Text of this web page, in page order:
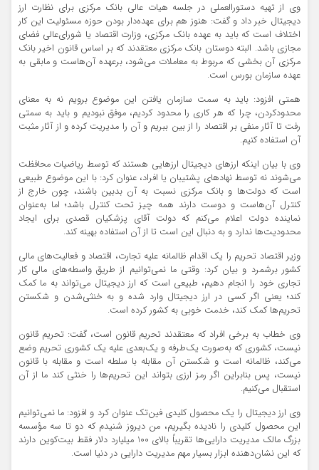
وی از تهیه دستورالعملی در جلسه هیات عالی بانک مرکزی برای نظارت ارز
دیجیتال خبر داد و گفت: هنوز هم برای عهده‌دار بودن حوزه مسئولیت این کار
اختلاف است که باید به عهده بانک مرکزی، وزارت اقتصاد یا شورای‌عالی فضای
مجازی باشد. البته دوستان بانک مرکزی معتقدند که بر اساس قانون اخیر بانک
مرکزی آن بخشی که مربوط به معاملات می‌شود، برعهده آن‌هاست و مابقی به
عهده سازمان بورس است.
همتی افزود: باید به سمت سازمان یافتن این موضوع برویم نه به معنای
محدودکردن، چرا که هر کاری را محدود کردیم، موفق نبودیم و باید به سمتی
رفت تا آثار منفی بر اقتصاد را از بین ببریم و آن را مدیریت کرده و از آثار مثبت
آن استفاده کنیم.
وی با بیان اینکه ارزهای دیجیتال ارزهایی هستند که توسط ریاضیات محافظت
می‌شوند نه توسط نهادهای پشتیبان یا افراد، عنوان کرد: با این موضوع طبیعی
است که دولت‌ها و بانک مرکزی نسبت به آن بدبین باشند، چون خارج از
کنترل آن‌هاست و دوست دارند همه چیز تحت کنترل باشد؛ اما به‌عنوان
نماینده دولت اعلام می‌کنم که دولت آقای پزشکیان قصدی برای ایجاد
محدودیت‌ها ندارد و به دنبال این است تا از آن استفاده بهینه کند.
وزیر اقتصاد تحریم را یک اقدام ظالمانه علیه تجارت، اقتصاد و فعالیت‌های مالی
کشور برشمرد و بیان کرد: وقتی ما نمی‌توانیم از طریق واسطه‌های مالی کار
تجاری خود را انجام دهیم، طبیعی است که ارز دیجیتال می‌تواند به ما کمک
کند؛ یعنی اگر کسی در ارز دیجیتال وارد شده و به خنثی‌شدن و شکستن
تحریم‌ها کمک کند، خدمت خوبی به کشور کرده است.
وی خطاب به برخی افراد که معتقدند تحریم قانون است، گفت: تحریم قانون
نیست، کشوری که به‌صورت یک‌طرفه و یک‌بعدی علیه یک کشوری تحریم وضع
می‌کند، ظالمانه است و شکستن آن مقابله با سلطه است و مقابله با قانون
نیست، پس بنابراین اگر رمز ارزی بتواند این تحریم‌ها را خنثی کند ما از آن
استقبال می‌کنیم.
وی ارز دیجیتال را یک محصول کلیدی فین‌تک عنوان کرد و افزود: ما نمی‌توانیم
این محصول کلیدی را نادیده بگیریم، من دیروز شنیدم که دو تا سه مؤسسه
بزرگ مالک مدیریت دارایی‌ها تقریباً بالای 100 میلیارد دلار فقط بیت‌کوین دارند
که این نشان‌دهنده ابزار بسیار مهم مدیریت دارایی در دنیا است.